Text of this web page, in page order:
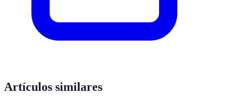
Artículos similares